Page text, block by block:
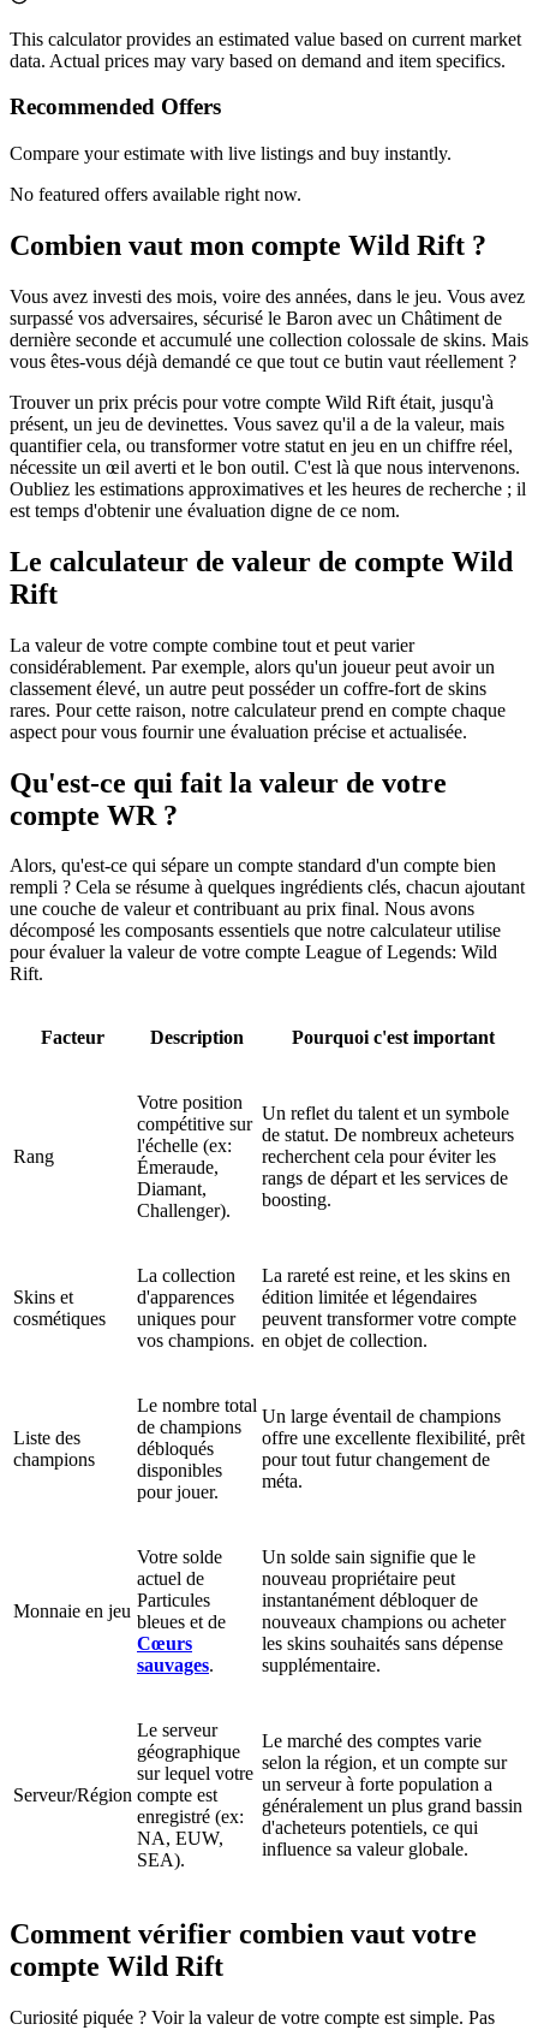
This calculator provides an estimated value based on current market
data. Actual prices may vary based on demand and item specifics.
Recommended Offers
Compare your estimate with live listings and buy instantly.
No featured offers available right now.
Combien vaut mon compte Wild Rift ?
Vous avez investi des mois, voire des années, dans le jeu. Vous avez
surpassé vos adversaires, sécurisé le Baron avec un Châtiment de
dernière seconde et accumulé une collection colossale de skins. Mais
vous êtes-vous déjà demandé ce que tout ce butin vaut réellement ?
Trouver un prix précis pour votre compte Wild Rift était, jusqu'à
présent, un jeu de devinettes. Vous savez qu'il a de la valeur, mais
quantifier cela, ou transformer votre statut en jeu en un chiffre réel,
nécessite un œil averti et le bon outil. C'est là que nous intervenons.
Oubliez les estimations approximatives et les heures de recherche ; il
est temps d'obtenir une évaluation digne de ce nom.
Le calculateur de valeur de compte Wild
Rift
La valeur de votre compte combine tout et peut varier
considérablement. Par exemple, alors qu'un joueur peut avoir un
classement élevé, un autre peut posséder un coffre-fort de skins
rares. Pour cette raison, notre calculateur prend en compte chaque
aspect pour vous fournir une évaluation précise et actualisée.
Qu'est-ce qui fait la valeur de votre
compte WR ?
Alors, qu'est-ce qui sépare un compte standard d'un compte bien
rempli ? Cela se résume à quelques ingrédients clés, chacun ajoutant
une couche de valeur et contribuant au prix final. Nous avons
décomposé les composants essentiels que notre calculateur utilise
pour évaluer la valeur de votre compte League of Legends: Wild
Rift.
Facteur Description Pourquoi c'est important
Rang
Votre position
compétitive sur
l'échelle (ex:
Émeraude,
Diamant,
Challenger).
Un reflet du talent et un symbole
de statut. De nombreux acheteurs
recherchent cela pour éviter les
rangs de départ et les services de
boosting.
Skins et
cosmétiques
La collection
d'apparences
uniques pour
vos champions.
La rareté est reine, et les skins en
édition limitée et légendaires
peuvent transformer votre compte
en objet de collection.
Liste des
champions
Le nombre total
de champions
débloqués
disponibles
pour jouer.
Un large éventail de champions
offre une excellente flexibilité, prêt
pour tout futur changement de
méta.
Monnaie en jeu
Votre solde
actuel de
Particules
bleues et de
Cœurs
sauvages.
Un solde sain signifie que le
nouveau propriétaire peut
instantanément débloquer de
nouveaux champions ou acheter
les skins souhaités sans dépense
supplémentaire.
Serveur/Région
Le serveur
géographique
sur lequel votre
compte est
enregistré (ex:
NA, EUW,
SEA).
Le marché des comptes varie
selon la région, et un compte sur
un serveur à forte population a
généralement un plus grand bassin
d'acheteurs potentiels, ce qui
influence sa valeur globale.
Comment vérifier combien vaut votre
compte Wild Rift
Curiosité piquée ? Voir la valeur de votre compte est simple. Pas